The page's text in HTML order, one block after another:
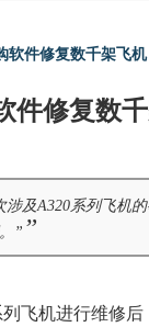
软件修复数千架飞机
件修复数
及A320系列飞机
” ”
飞机进行维修后